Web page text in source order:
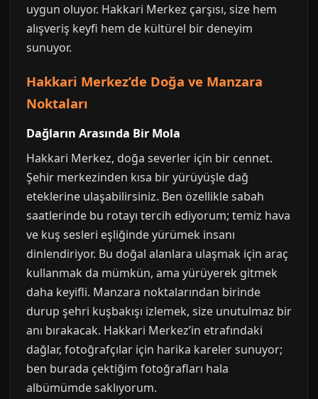
uygun oluyor. Hakkari Merkez çarşısı, size hem
alışveriş keyfi hem de kültürel bir deneyim
sunuyor.
Hakkari Merkez’de Doğa ve Manzara
Noktaları
Dağların Arasında Bir Mola
Hakkari Merkez, doğa severler için bir cennet.
Şehir merkezinden kısa bir yürüyüşle dağ
eteklerine ulaşabilirsiniz. Ben özellikle sabah
saatlerinde bu rotayı tercih ediyorum; temiz hava
ve kuş sesleri eşliğinde yürümek insanı
dinlendiriyor. Bu doğal alanlara ulaşmak için araç
kullanmak da mümkün, ama yürüyerek gitmek
daha keyifli. Manzara noktalarından birinde
durup şehri kuşbakışı izlemek, size unutulmaz bir
anı bırakacak. Hakkari Merkez’in etrafındaki
dağlar, fotoğrafçılar için harika kareler sunuyor;
ben burada çektiğim fotoğrafları hala
albümümde saklıyorum.